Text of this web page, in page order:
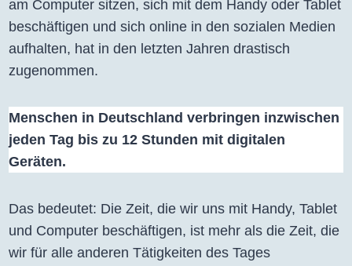
am Computer sitzen, sich mit dem Handy oder Tablet
beschäftigen und sich online in den sozialen Medien
aufhalten, hat in den letzten Jahren drastisch
zugenommen.
Menschen in Deutschland verbringen inzwischen
jeden Tag bis zu 12 Stunden mit digitalen
Geräten.
Das bedeutet: Die Zeit, die wir uns mit Handy, Tablet
und Computer beschäftigen, ist mehr als die Zeit, die
wir für alle anderen Tätigkeiten des Tages